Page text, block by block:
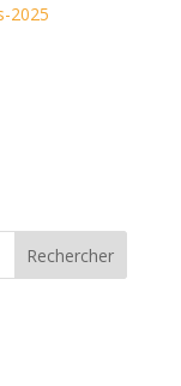
2025
Rechercher